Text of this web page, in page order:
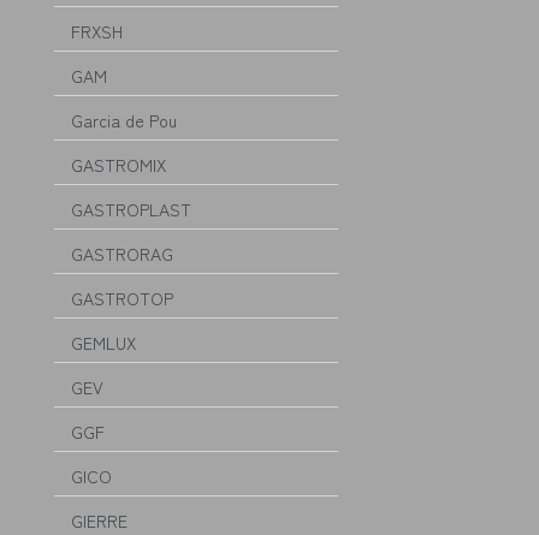
FRXSH
GAM
Garcia de Pou
GASTROMIX
GASTROPLAST
GASTRORAG
GASTROTOP
GEMLUX
GEV
GGF
GICO
GIERRE